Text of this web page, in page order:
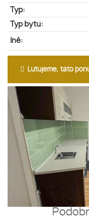
Typ:
Typ bytu:
Iné:
Ľutujeme, táto